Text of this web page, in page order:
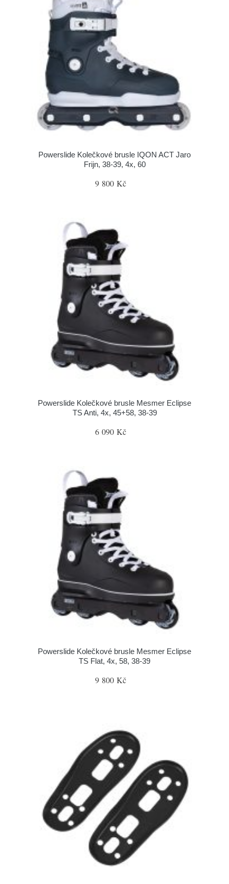
Powerslide Kolečkové brusle IQON ACT Jaro
Frijn, 38-39, 4x, 60
9 800 Kč
Powerslide Kolečkové brusle Mesmer Eclipse
TS Anti, 4x, 45+58, 38-39
6 090 Kč
Powerslide Kolečkové brusle Mesmer Eclipse
TS Flat, 4x, 58, 38-39
9 800 Kč